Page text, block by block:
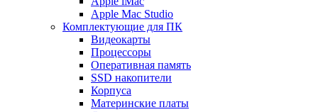
Apple Mac Studio
Комплектующие для ПК
Видеокарты
Процессоры
Оперативная память
SSD накопители
Корпуса
Материнские платы